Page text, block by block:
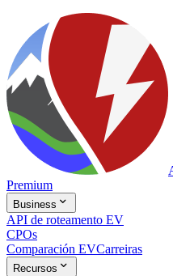
Premium
Business 
API de roteamento EV
CPOs
Comparación EVCarreiras
Recursos 